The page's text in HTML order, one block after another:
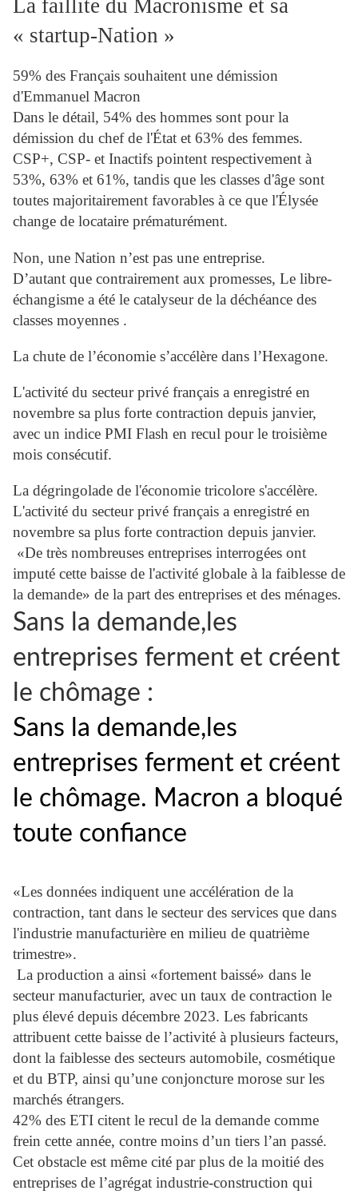
La faillite du Macronisme et sa
« startup-Nation »
59% des Français souhaitent une démission
d'Emmanuel Macron
Dans le détail, 54% des hommes sont pour la
démission du chef de l'État et 63% des femmes.
CSP+, CSP- et Inactifs pointent respectivement à
53%, 63% et 61%, tandis que les classes d'âge sont
toutes majoritairement favorables à ce que l'Élysée
change de locataire prématurément.
Non, une Nation n’est pas une entreprise.
D’autant que contrairement aux promesses, Le libre-
échangisme a été le catalyseur de la déchéance des
classes moyennes .
La chute de l’économie s’accélère dans l’Hexagone.
L'activité du secteur privé français a enregistré en
novembre sa plus forte contraction depuis janvier,
avec un indice PMI Flash en recul pour le troisième
mois consécutif.
La dégringolade de l'économie tricolore s'accélère.
L'activité du secteur privé français a enregistré en
novembre sa plus forte contraction depuis janvier.
«De très nombreuses entreprises interrogées ont
imputé cette baisse de l'activité globale à la faiblesse de
la demande» de la part des entreprises et des ménages.
Sans la demande,les
entreprises ferment et créent
le chômage :
Sans la demande,les
entreprises ferment et créent
le chômage. Macron a bloqué
toute confiance
«Les données indiquent une accélération de la
contraction, tant dans le secteur des services que dans
l'industrie manufacturière en milieu de quatrième
trimestre».
La production a ainsi «fortement baissé» dans le
secteur manufacturier, avec un taux de contraction le
plus élevé depuis décembre 2023. Les fabricants
attribuent cette baisse de l’activité à plusieurs facteurs,
dont la faiblesse des secteurs automobile, cosmétique
et du BTP, ainsi qu’une conjoncture morose sur les
marchés étrangers.
42% des ETI citent le recul de la demande comme
frein cette année, contre moins d’un tiers l’an passé.
Cet obstacle est même cité par plus de la moitié des
entreprises de l’agrégat industrie-construction qui